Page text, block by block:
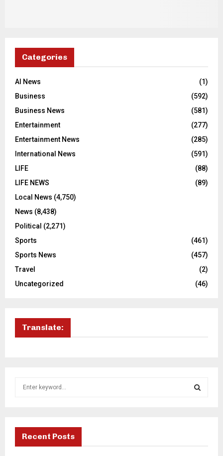
Categories
AI News
(1)
Business
(592)
Business News
(581)
Entertainment
(277)
Entertainment News
(285)
International News
(591)
LIFE
(88)
LIFE NEWS
(89)
Local News (4,750)
News (8,438)
Political (2,271)
Sports
(461)
Sports News
(457)
Travel
(2)
Uncategorized
(46)
Translate:
f
Recent Posts